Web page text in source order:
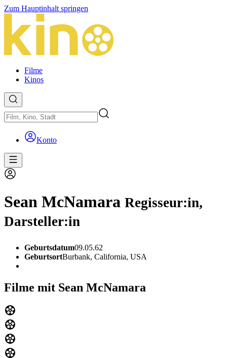
Zum Hauptinhalt springen
Filme
Kinos
Konto
Sean McNamara Regisseur:in,
Darsteller:in
Geburtsdatum09.05.62
GeburtsortBurbank, California, USA
Filme mit Sean McNamara